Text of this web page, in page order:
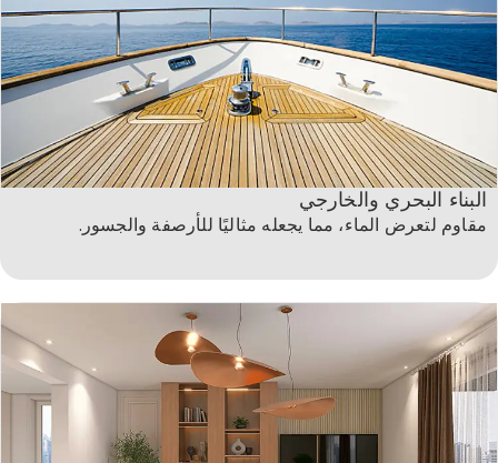
البناء البحري والخارجي
مقاوم لتعرض الماء، مما يجعله مثاليًا للأرصفة والجسور.